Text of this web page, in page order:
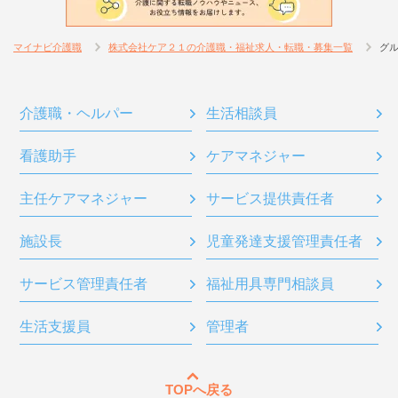
マイナビ介護職 株式会社ケア２１の介護職・福祉求人・転職・募集一覧 グ
介護職・ヘルパー 生活相談員
看護助手 ケアマネジャー
主任ケアマネジャー サービス提供責任者
施設長 児童発達支援管理責任者
サービス管理責任者 福祉用具専門相談員
生活支援員 管理者
TOPへ戻る